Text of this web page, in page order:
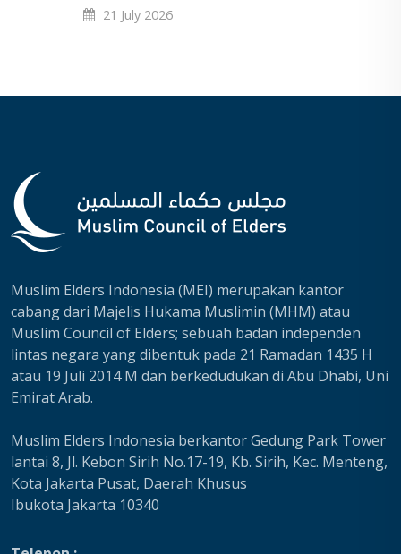
21 July 2026
Muslim Elders Indonesia (MEI) merupakan kantor
cabang dari Majelis Hukama Muslimin (MHM) atau
Muslim Council of Elders; sebuah badan independen
lintas negara yang dibentuk pada 21 Ramadan 1435 H
atau 19 Juli 2014 M dan berkedudukan di Abu Dhabi, Uni
Emirat Arab.
Muslim Elders Indonesia berkantor Gedung Park Tower
lantai 8, Jl. Kebon Sirih No.17-19, Kb. Sirih, Kec. Menteng,
Kota Jakarta Pusat, Daerah Khusus
Ibukota Jakarta 10340